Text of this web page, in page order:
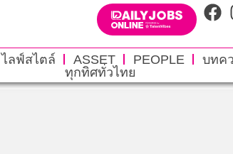
ไลฟ์สไตล์ ASSET PEOPLE บทค
ทุกทิศทั่วไทย